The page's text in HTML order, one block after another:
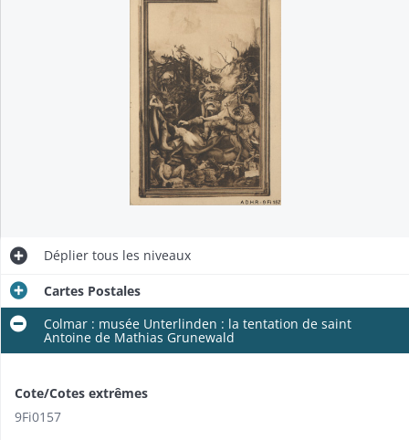
Déplier tous les niveaux
Cartes Postales
Colmar : musée Unterlinden : la tentation de saint
Antoine de Mathias Grunewald
Cote/Cotes extrêmes
9Fi0157